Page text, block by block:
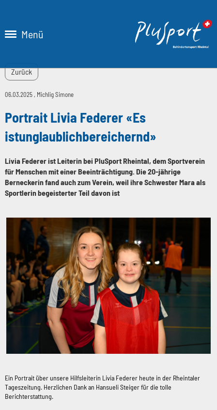
Menü
Zurück
06.03.2025 , Michlig Simone
Portrait Livia Federer «Es
istunglaublichbereichernd»
Livia Federer ist Leiterin bei PluSport Rheintal, dem Sportverein
für Menschen mit einer Beeinträchtigung. Die 20-jährige
Berneckerin fand auch zum Verein, weil ihre Schwester Mara als
Sportlerin begeisterter Teil davon ist
Ein Portrait über unsere Hilfsleiterin Livia Federer heute in der Rheintaler
Tageszeitung. Herzlichen Dank an Hansueli Steiger für die tolle
Berichterstattung.